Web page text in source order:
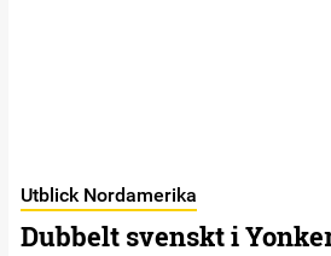
Utblick Nordamerika
Dubbelt svenskt i